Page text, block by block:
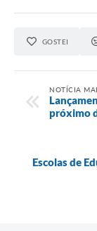
GOSTEI
NOTÍCIA
próximo
Escolas de